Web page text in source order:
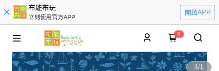
布能布玩
立刻使用官方APP
開啟APP
0
1/1